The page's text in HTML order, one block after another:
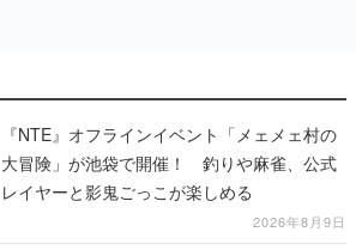
『NTE』オフラインイベント「メェメェ村の
大冒険」が池袋で開催！ 釣りや麻雀、公式
レイヤーと影鬼ごっこが楽しめる
2026年8月9日